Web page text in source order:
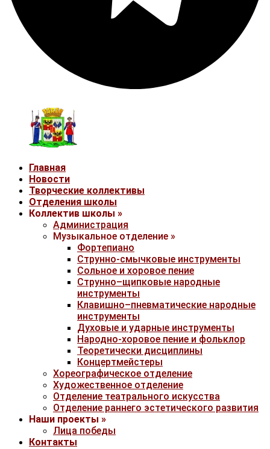
Главная
Новости
Творческие коллективы
Отделения школы
Коллектив школы »
Администрация
Музыкальное отделение »
Фортепиано
Струнно-смычковые инструменты
Сольное и хоровое пение
Струнно–щипковые народные
инструменты
Клавишно–пневматические народные
инструменты
Духовые и ударные инструменты
Народно-хоровое пение и фольклор
Теоретически дисциплины
Концертмейстеры
Хореографическое отделение
Художественное отделение
Отделение театрального искусства
Отделение раннего эстетического развития
Наши проекты »
Лица победы
Контакты